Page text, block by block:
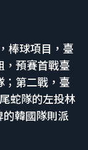
棒球項目，臺
，預賽首戰臺
；第二戰，臺
蛇隊的左投林
韓國隊則派